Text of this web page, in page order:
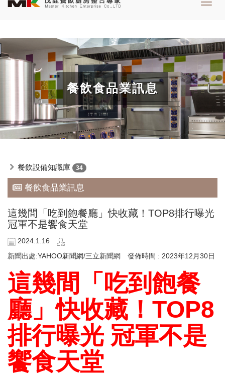
餐飲食品業訊息
餐飲設備知識庫 34
餐飲食品業訊息
這幾間「吃到飽餐廳」快收藏！TOP8排行曝光
冠軍不是饗食天堂
2024.1.16
新聞出處:YAHOO新聞網/三立新聞網 發佈時間 : 2023年12月30日
這幾間「吃到飽餐
廳」快收藏！TOP8
排行曝光 冠軍不是
饗食天堂